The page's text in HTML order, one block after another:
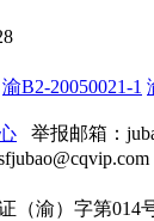
渝B2-20050021-1
举报邮箱：
（渝）字第